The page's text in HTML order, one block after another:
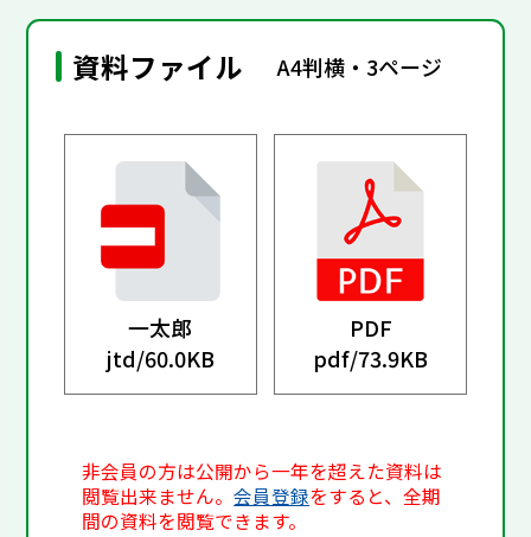
資料ファイル A4判横・3ページ
一太郎
jtd/60.0KB
PDF
pdf/73.9KB
非会員の方は公開から一年を超えた資料は
閲覧出来ません。会員登録をすると、全期
間の資料を閲覧できます。